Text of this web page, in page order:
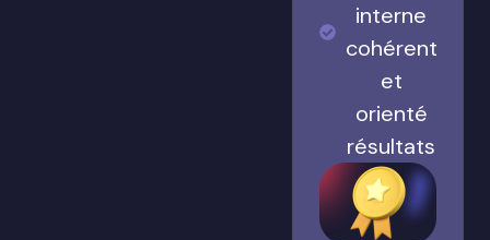
interne
cohérent
et
orienté
résultats